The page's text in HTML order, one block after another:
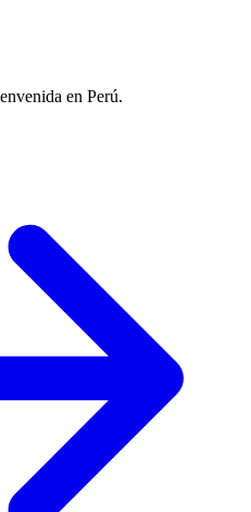
en Perú.